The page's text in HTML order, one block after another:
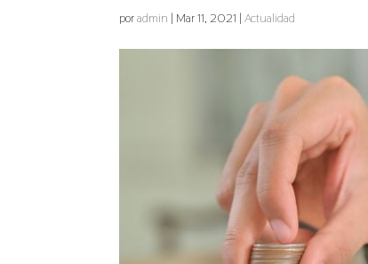
poradmin | Mar 11, 2021 |Actualidad